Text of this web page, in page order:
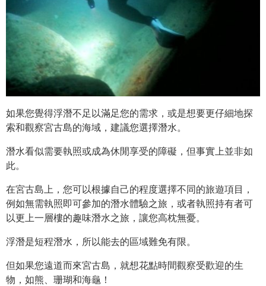
如果您覺得浮潛不足以滿足您的需求，或是想要更仔細地探
索和觀察宮古島的海域，建議您選擇潛水。
潛水看似需要執照或成為休閒享受的障礙，但事實上並非如
此。
在宮古島上，您可以根據自己的程度選擇不同的旅遊項目，
例如無需執照即可參加的潛水體驗之旅，或者執照持有者可
以更上一層樓的趣味潛水之旅，讓您高枕無憂。
浮潛是短程潛水，所以能去的區域難免有限。
但如果您遠道而來宮古島，就想花點時間觀察受歡迎的生
物，如熊、珊瑚和海龜！